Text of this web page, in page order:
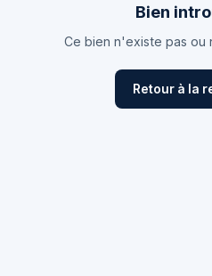
Bien
Ce bien n'existe pas ou
Retour à la